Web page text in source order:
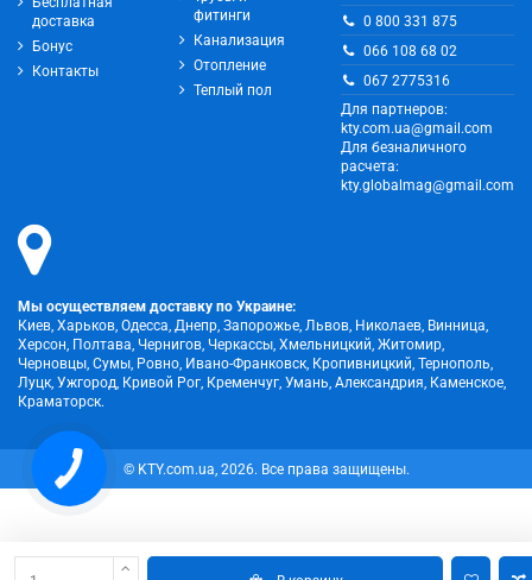
доставка
Бонус
Контакты
фитинги
Канализация
Отопление
Теплый пол
0 800 331 875
066 108 68 02
067 2775316
Для партнеров:
kty.com.ua@gmail.com
Для безналичного
расчета:
kty.globalmag@gmail.com
Мы осуществляем доставку по Украине:
Киев, Харьков, Одесса, Днепр, Запорожье, Львов, Николаев, Винница,
Херсон, Полтава, Чернигов, Черкассы, Хмельницкий, Житомир,
Черновцы, Сумы, Ровно, Ивано-Франковск, Кропивницкий, Тернополь,
Луцк, Ужгород, Кривой Рог, Кременчуг, Умань, Александрия, Каменское,
Краматорск.
© KTY.com.ua, 2026. Все права защищены.